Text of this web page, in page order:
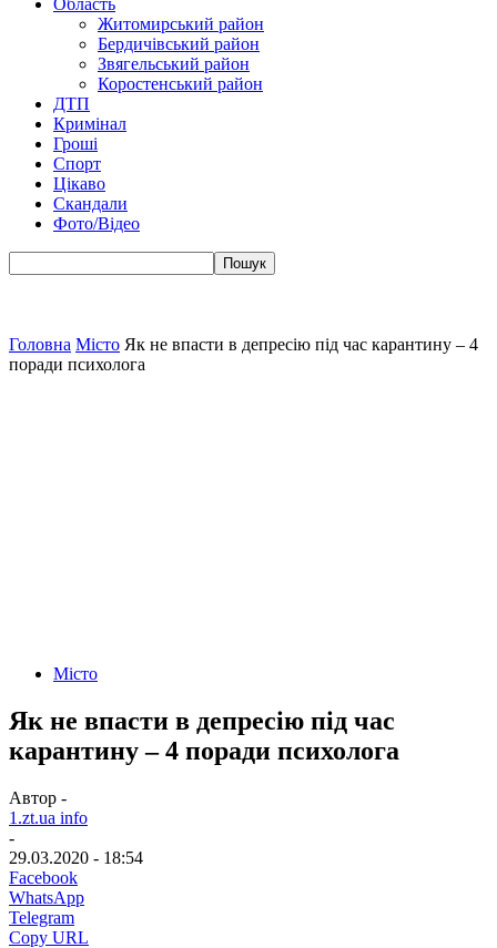
Область
Житомирський район
Бердичівський район
Звягельський район
Коростенський район
ДТП
Кримінал
Гроші
Спорт
Цікаво
Скандали
Фото/Відео
Головна Місто Як не впасти в депресію під час карантину – 4
поради психолога
Місто
Як не впасти в депресію під час
карантину – 4 поради психолога
Автор -
1.zt.ua info
-
29.03.2020 - 18:54
Facebook
WhatsApp
Telegram
Copy URL